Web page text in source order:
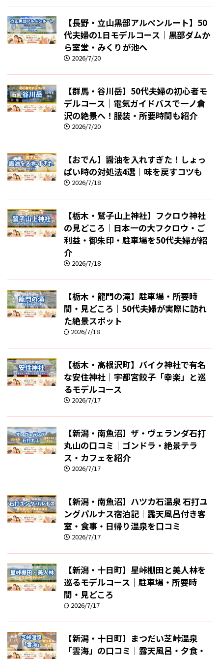
【長野・立山黒部アルペンルート】50
代夫婦の1日モデルコース｜黒部ダムか
ら室堂・みくりが池へ
2026/7/20
【群馬・谷川岳】50代夫婦の初心者モ
デルコース｜電気ガイドバスで一ノ倉
沢の絶景へ！服装・所要時間も紹介
2026/7/20
【おでん】醤油を入れすぎた！しょっ
ぱい時の対処法4選｜味を戻すコツも
2026/7/18
【栃木・鷲子山上神社】フクロウ神社
の見どころ｜日本一の大フクロウ・ご
利益・御朱印・駐車場を50代夫婦が紹
介
2026/7/18
【栃木・龍門の滝】駐車場・所要時
間・見どころ｜50代夫婦が実際に訪れ
た絶景スポット
2026/7/18
【栃木・高根沢町】バイク神社で有名
な安住神社｜宇都宮餃子「幸楽」と巡
るモデルコース
2026/7/17
【新潟・南魚沼】ザ・ヴェランダ石打
丸山の口コミ｜ゴンドラ・絶景テラ
ス・カフェを紹介
2026/7/17
【新潟・南魚沼】ハツカ石温泉 石打ユ
ングパルナス宿泊記｜露天風呂付き客
室・食事・日帰り温泉を口コミ
2026/7/17
【新潟・十日町】星峠棚田と美人林を
巡るモデルコース｜駐車場・所要時
間・見どころ
2026/7/17
【新潟・十日町】まつだい芝峠温泉
「雲海」の口コミ｜露天風呂・夕食・